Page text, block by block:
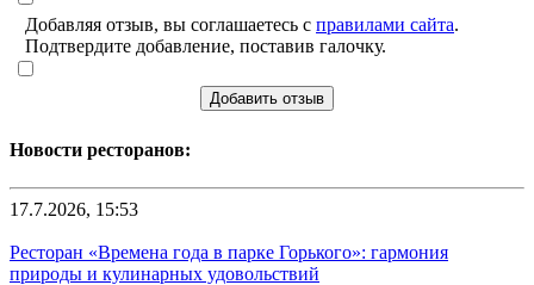
Добавляя отзыв, вы соглашаетесь с правилами сайта.
Подтвердите добавление, поставив галочку.
Добавить отзыв
Новости ресторанов:
17.7.2026, 15:53
Ресторан «Времена года в парке Горького»: гармония
природы и кулинарных удовольствий